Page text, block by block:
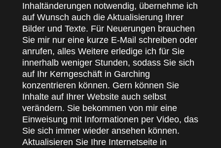
Inhaltänderungen notwendig, übernehme ich
auf Wunsch auch die Aktualisierung Ihrer
Bilder und Texte. Für Neuerungen brauchen
Sie mir nur eine kurze E-Mail schreiben oder
anrufen, alles Weitere erledige ich für Sie
innerhalb weniger Stunden, sodass Sie sich
auf Ihr Kerngeschäft in Garching
konzentrieren können. Gern können Sie
Inhalte auf Ihrer Website auch selbst
verändern. Sie bekommen von mir eine
Einweisung mit Informationen per Video, das
Sie sich immer wieder ansehen können.
Aktualisieren Sie Ihre Internetseite in